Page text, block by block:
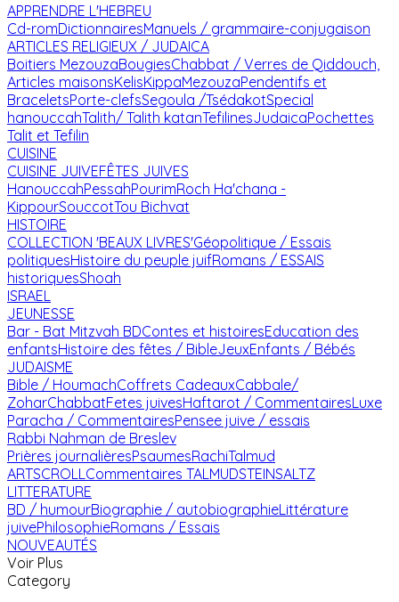
APPRENDRE L'HEBREU
Cd-romDictionnairesManuels / grammaire-conjugaison
ARTICLES RELIGIEUX / JUDAICA
Boitiers MezouzaBougiesChabbat / Verres de Qiddouch,
Articles maisonsKelisKippaMezouzaPendentifs et
BraceletsPorte-clefsSegoula /TsédakotSpecial
hanouccahTalith/ Talith katanTefilinesJudaicaPochettes
Talit et Tefilin
CUISINE
CUISINE JUIVEFÊTES JUIVES
HanouccahPessahPourimRoch Ha'chana -
KippourSouccotTou Bichvat
HISTOIRE
COLLECTION 'BEAUX LIVRES'Géopolitique / Essais
politiquesHistoire du peuple juifRomans / ESSAIS
historiquesShoah
ISRAEL
JEUNESSE
Bar - Bat Mitzvah BDContes et histoiresEducation des
enfantsHistoire des fêtes / BibleJeuxEnfants / Bébés
JUDAISME
Bible / HoumachCoffrets CadeauxCabbale/
ZoharChabbatFetes juivesHaftarot / CommentairesLuxe
Paracha / CommentairesPensee juive / essais
Rabbi Nahman de Breslev
Prières journalièresPsaumesRachiTalmud
ARTSCROLL Commentaires TALMUDSTEINSALTZ
LITTERATURE
BD / humourBiographie / autobiographieLittérature
juivePhilosophieRomans / Essais
NOUVEAUTÉS
Voir Plus
Category